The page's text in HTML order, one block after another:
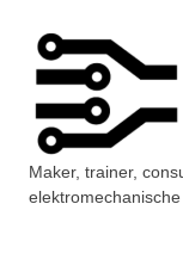
inhoud
BotBerg
Maker, trainer,